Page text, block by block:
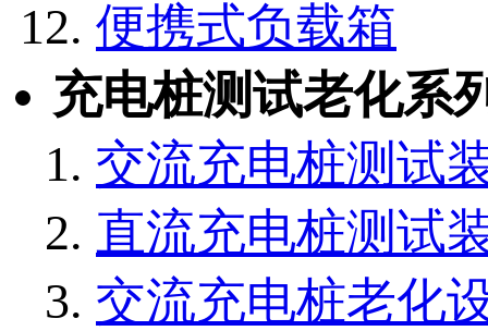
便携式负载箱
充电桩测试老化系
交流充电桩测试
直流充电桩测试
交流充电桩老化